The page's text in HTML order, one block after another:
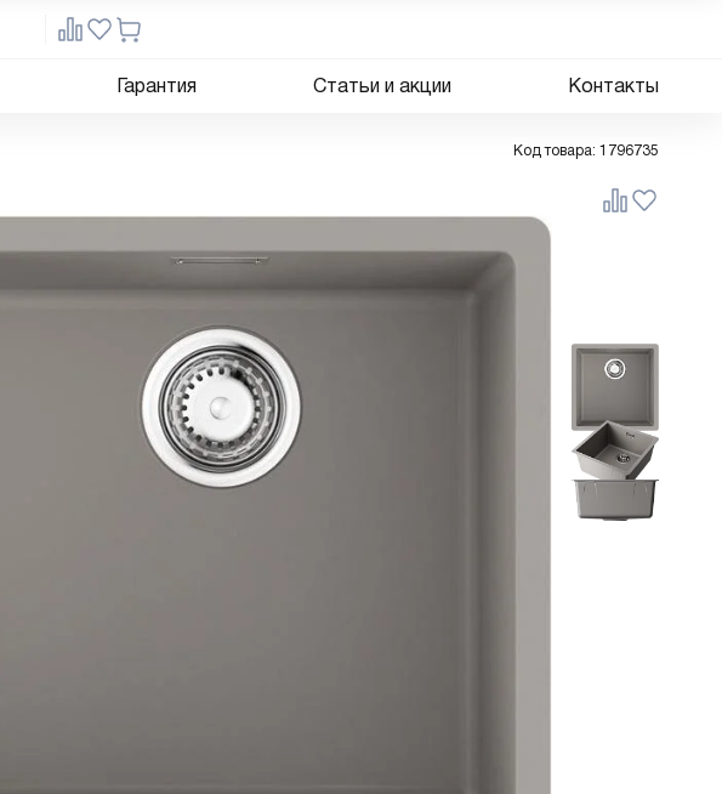
Гарантия Статьи и акции Контакты
Код товара: 1796735